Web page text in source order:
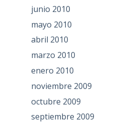
junio 2010
mayo 2010
abril 2010
marzo 2010
enero 2010
noviembre 2009
octubre 2009
septiembre 2009